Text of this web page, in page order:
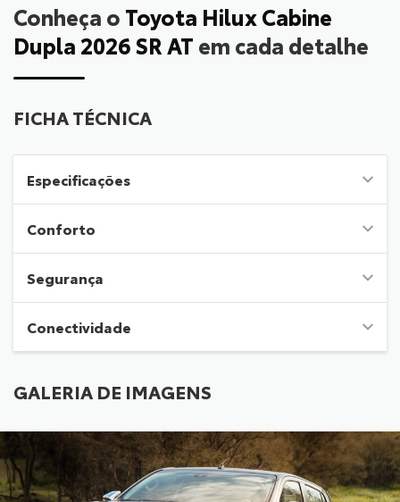
Conheça o Toyota Hilux Cabine
Dupla 2026 SR AT em cada detalhe
FICHA TÉCNICA
Especificações
Conforto
Segurança
Conectividade
GALERIA DE IMAGENS